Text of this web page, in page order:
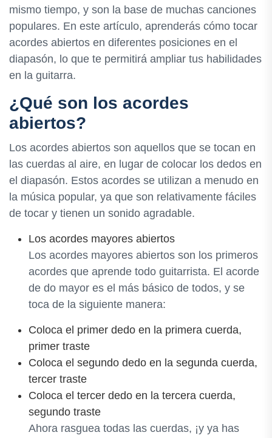
mismo tiempo, y son la base de muchas canciones
populares. En este artículo, aprenderás cómo tocar
acordes abiertos en diferentes posiciones en el
diapasón, lo que te permitirá ampliar tus habilidades
en la guitarra.
¿Qué son los acordes
abiertos?
Los acordes abiertos son aquellos que se tocan en
las cuerdas al aire, en lugar de colocar los dedos en
el diapasón. Estos acordes se utilizan a menudo en
la música popular, ya que son relativamente fáciles
de tocar y tienen un sonido agradable.
Los acordes mayores abiertos
Los acordes mayores abiertos son los primeros
acordes que aprende todo guitarrista. El acorde
de do mayor es el más básico de todos, y se
toca de la siguiente manera:
Coloca el primer dedo en la primera cuerda,
primer traste
Coloca el segundo dedo en la segunda cuerda,
tercer traste
Coloca el tercer dedo en la tercera cuerda,
segundo traste
Ahora rasguea todas las cuerdas, ¡y ya has